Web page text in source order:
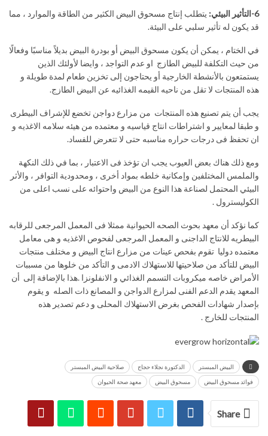
6-التأثير البيئي:
يتطلب إنتاج مسحوق البيض الكثير من الطاقة والموارد ، مما
قد يكون له تأثير سلبي على البيئة.
في الختام ، يمكن أن يكون مسحوق البيض أو بودرة البيض بديلاً مناسبًا وفعالًا
من حيث التكلفة للبيض الطازج او عدم التواجد ، وايضا لأولئك الذين
يستمتعون بالأنشطة الخارجية أو يحتاجون إلى تخزين طعام لمدة طويلة و
هذه المنتجات لا تقل من ناحيه القيمه الغذائيه عن البيض الطازج.
يجب أن يتم تصنيع هذه المنتجات من مزارع دواجن تخضع للإشراف البيطرى
و طبقا لمعايير و اشتراطات انتاج قياسيه و معتمده من هيئه سلامه الاغذيه و
ان تحفظ فى درجات حراره مناسبه حتى لا تتعرض للفساد.
ومع ذلك هناك بعض العيوب يجب ان تؤخذ فى الاعتبار ، بما في ذلك النكهة
والملمس المختلفين وإمكانية خلطه بمواد أخرى ، ومحدودية التوافر ، والأثر
البيئي المحتمل لصناعة هذا النوع من البيض واحتوائه على نسب اعلى من
الكوليسترول .
كما نؤكد أن معهد بحوث الصحه الحيوانية ممثلا فى المعمل المرجعى للرقابه
البيطريه للانتاج الداجنى و المعمل المرجعى لفحوص الاغذيه و هى معامل
معتمده دوليا تقوم بفحص عينات من مزارع انتاج البيض و مختلف منتجات
البيض للتأكد من صلاحيتها للاستهلاك الادمى و التأكد من خلوها من مسببات
الأمراض خاصه ميكروبات التسمم الغذائي و الانفلونزا .هذا بالإضافة إلى أن
المعهد يقدم الدعم الفنى لمزارع الدواجن و المصانع ذات الصله و يقوم
بإصدار شهادات الفحص بغرض الاستهلاك المحلى و دعم تصدير هذه
المنتجات للخارج .
البيض المبستر الدكتورة نجلاء حجاج صلاحية البيض المبستر
فوائد مسحوق البيض مسحوق البيض معهد صحة الحيوان
Share